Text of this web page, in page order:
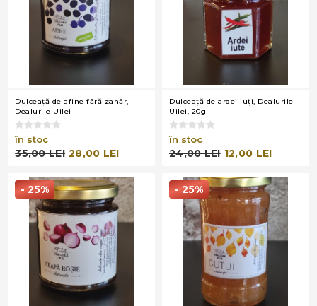
Dulceaţă de afine fără zahăr,
Dealurile Uilei
în stoc
35,00 LEI 28,00 LEI
Dulceaţă de ardei iuţi, Dealurile
Uilei, 20g
în stoc
24,00 LEI 12,00 LEI
- 25% - 25%